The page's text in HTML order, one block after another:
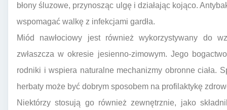
błony śluzowe, przynosząc ulgę i działając kojąco.
wspomagać walkę z infekcjami gardła.
Miód nawłociowy jest również wykorzystywany do
zwłaszcza w okresie jesienno-zimowym. Jego
rodniki i wspiera naturalne mechanizmy obronne ciała.
herbaty może być dobrym sposobem na profilaktykę
Niektórzy stosują go również zewnętrznie, jako